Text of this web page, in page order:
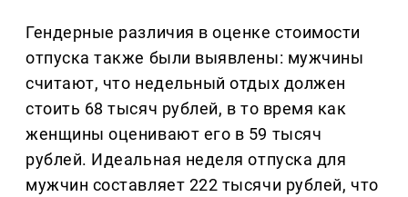
Гендерные различия в оценке стоимости
отпуска также были выявлены: мужчины
считают, что недельный отдых должен
стоить 68 тысяч рублей, в то время как
женщины оценивают его в 59 тысяч
рублей. Идеальная неделя отпуска для
мужчин составляет 222 тысячи рублей, что